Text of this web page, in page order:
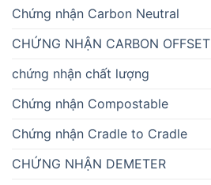
Chứng nhận Carbon Neutral
CHỨNG NHẬN CARBON OFFSET
chứng nhận chất lượng
Chứng nhận Compostable
Chứng nhận Cradle to Cradle
CHỨNG NHẬN DEMETER